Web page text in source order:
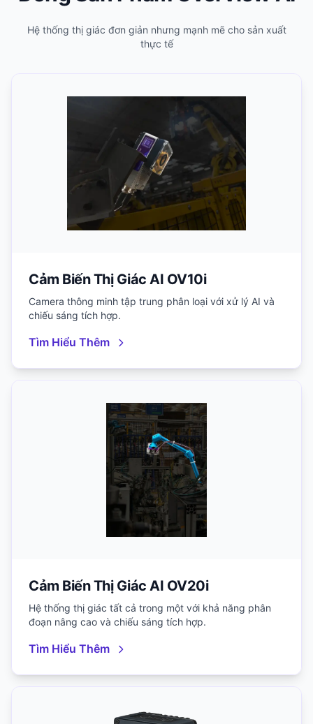
Hệ thống thị giác đơn giản nhưng mạnh mẽ cho sản xuất
thực tế
Cảm Biến Thị Giác AI OV10i
Camera thông minh tập trung phân loại với xử lý AI và
chiếu sáng tích hợp.
Tìm Hiểu Thêm
Cảm Biến Thị Giác AI OV20i
Hệ thống thị giác tất cả trong một với khả năng phân
đoạn nâng cao và chiếu sáng tích hợp.
Tìm Hiểu Thêm